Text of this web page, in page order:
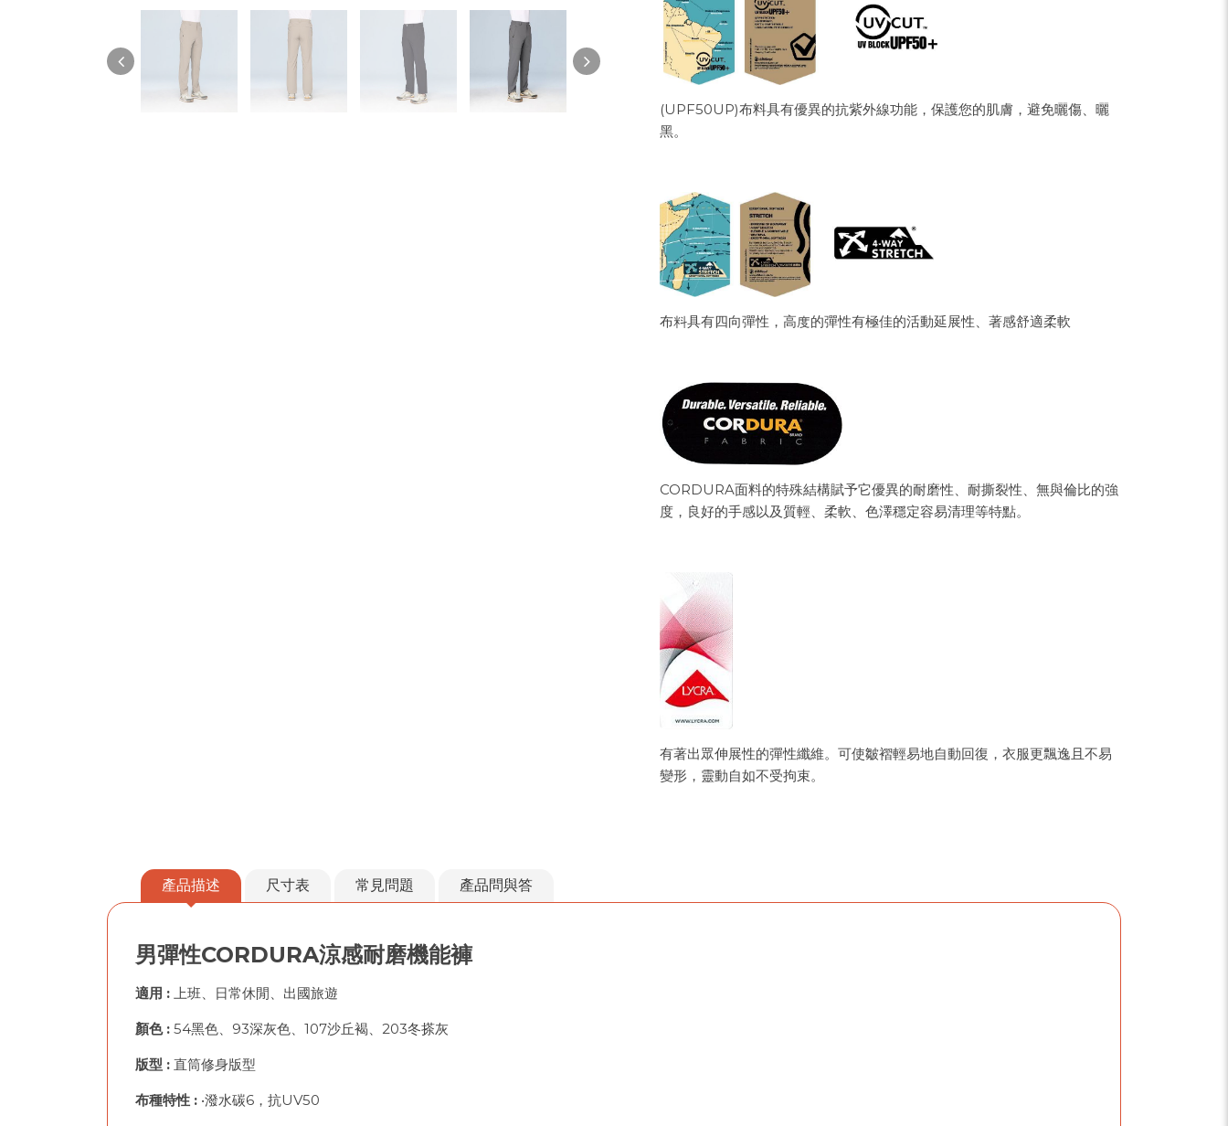
(UPF50UP)布料具有優異的抗紫外線功能，保護您的肌膚，避免曬傷、曬
黑。
布料具有四向彈性，高度的彈性有極佳的活動延展性、著感舒適柔軟
CORDURA面料的特殊結構賦予它優異的耐磨性、耐撕裂性、無與倫比的強
度，良好的手感以及質輕、柔軟、色澤穩定容易清理等特點。
有著出眾伸展性的彈性纖維。可使皺褶輕易地自動回復，衣服更飄逸且不易
變形，靈動自如不受拘束。
產品描述 尺寸表 常見問題 產品問與答
男彈性CORDURA涼感耐磨機能褲
適用 : 上班、日常休閒、出國旅遊
顏色 : 54黑色、93深灰色、107沙丘褐、203冬搽灰
版型 : 直筒修身版型
布種特性 : •潑水碳6，抗UV50